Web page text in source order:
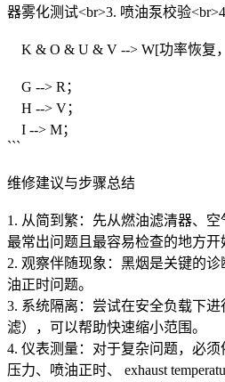
器雾化测试<br>3. 喷油泵校验
K & O & U & V --> W[功率恢复
G --> R；
H --> V；
I --> M；
```
维修建议与步骤总结
1. 从简到繁：先从燃油滤清器、
最常出问题且最容易检查的地方开
2. 观察伴随现象：黑烟是关键的
油正时问题。
3. 系统隔离：尝试在安全负载下
滤），可以帮助快速缩小范围。
4. 仪表测量：对于复杂问题，必
压力、喷油正时、 exhaust